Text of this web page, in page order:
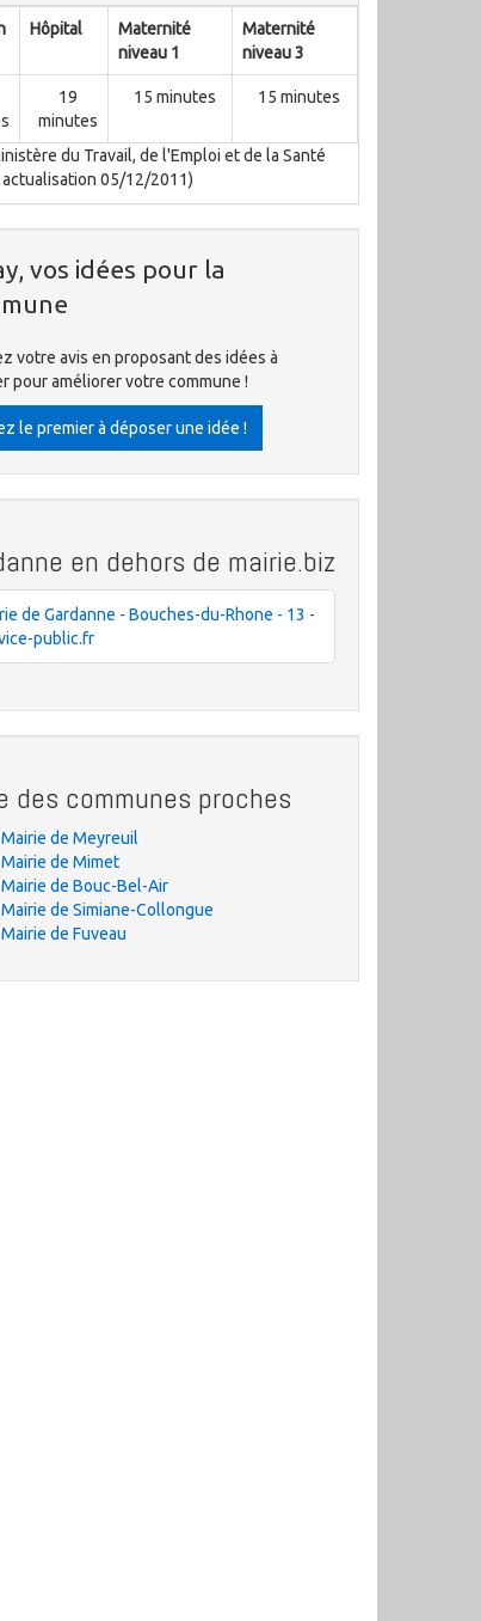
Hôpital
Maternité
niveau 1
Maternité
niveau 3
19
minutes
15 minutes 15 minutes
du Travail, de l'Emploi et de la Santé
05/12/2011)
vos idées pour la
votre avis en proposant des idées à
pour améliorer votre commune !
le premier à déposer une idée !
en dehors de mairie.biz
de Gardanne - Bouches-du-Rhone - 13 -
public.fr
des communes proches
Mairie de Meyreuil
Mairie de Mimet
Mairie de Bouc-Bel-Air
Mairie de Simiane-Collongue
Mairie de Fuveau